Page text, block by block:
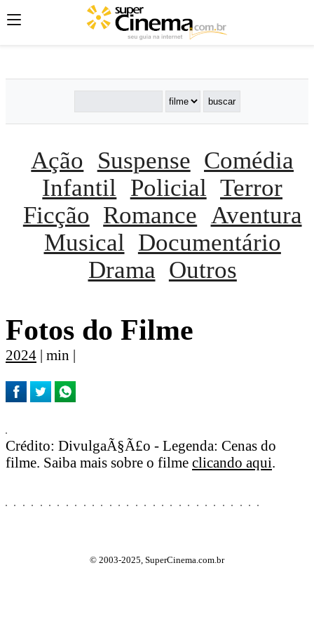
';';
Ação Suspense Comédia
Infantil
Policial Terror
Ficção Romance Aventura
Musical
Documentário
Drama Outros
Fotos do Filme
2024 | min |
Crédito: DivulgaÃ§Ã£o - Legenda: Cenas do
filme. Saiba mais sobre o filme clicando aqui.
© 2003-2025, SuperCinema.com.br